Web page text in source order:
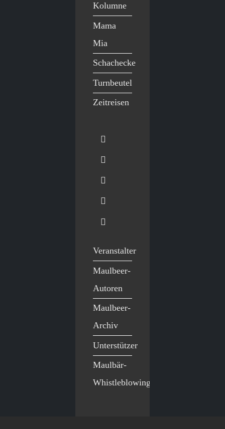
Kolumne
Mama
Mia
Schachecke
Turnbeutel
Zeitreisen
Veranstalter
Maulbeer-
Autoren
Maulbeer-
Archiv
Unterstützer
Maulbär-
Whistleblowing